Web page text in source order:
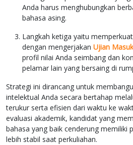
Anda harus menghubungkan
bahasa asing.
Langkah ketiga yaitu
dengan mengerjakan Ujian
profil nilai Anda seimbang dan
pelamar lain yang bersaing di
Strategi ini dirancang untuk
intelektual Anda secara bertahap
terukur serta efisien dari waktu ke
evaluasi akademik, kandidat yang
bahasa yang baik cenderung memiliki
lebih stabil saat perkuliahan.